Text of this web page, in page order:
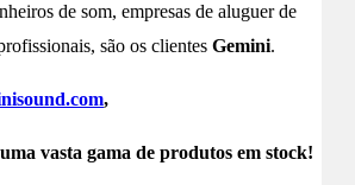
de som, empresas de aluguer de
são os clientes Gemini.
,
vasta gama de produtos em stock!